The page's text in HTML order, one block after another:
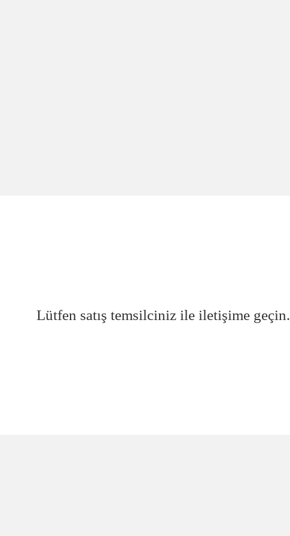
Lütfen satış temsilciniz ile iletişime geçin.